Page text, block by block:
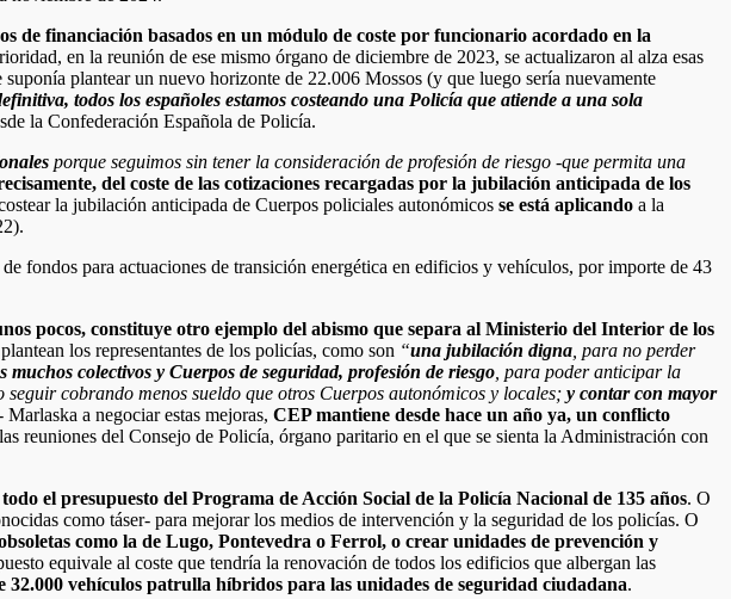
de financiación basados en un módulo de coste por funcionario acordado en la
en la reunión de ese mismo órgano de diciembre de 2023, se actualizaron al alza esas
plantear un nuevo horizonte de 22.006 Mossos (y que luego sería nuevamente
todos los españoles estamos costeando una Policía que atiende a una sola
la Confederación Española de Policía.
porque seguimos sin tener la consideración de profesión de riesgo -que permita una
del coste de las cotizaciones recargadas por la jubilación anticipada de los
la jubilación anticipada de Cuerpos policiales autonómicos se está aplicando a la
fondos para actuaciones de transición energética en edificios y vehículos, por importe de 43
pocos, constituye otro ejemplo del abismo que separa al Ministerio del Interior de los
los representantes de los policías, como son “una jubilación digna , para no perder
muchos colectivos y Cuerpos de seguridad, profesión de riesgo , para poder anticipar la
seguir cobrando menos sueldo que otros Cuerpos autonómicos y locales; y contar con mayor
a negociar estas mejoras, CEP mantiene desde hace un año ya, un conflicto
reuniones del Consejo de Policía, órgano paritario en el que se sienta la Administración con
el presupuesto del Programa de Acción Social de la Policía Nacional de 135 años. O
como táser- para mejorar los medios de intervención y la seguridad de los policías. O
como la de Lugo, Pontevedra o Ferrol, o crear unidades de prevención y
equivale al coste que tendría la renovación de todos los edificios que albergan las
32.000 vehículos patrulla híbridos para las unidades de seguridad ciudadana.